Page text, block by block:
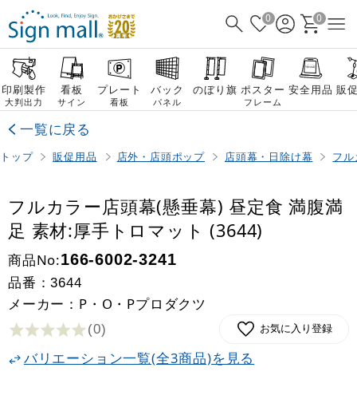
0 0
印刷製作
大判出力
看板
サイン
プレート
看板
バック
パネル
のぼり旗 ポスター
フレーム
安全用品 販
一覧に戻る
トップ 販促用品 店外・店頭ポップ 店頭幕・日除け幕 フ
フルカラー店頭幕(懸垂幕) 昼定食 満腹満
足 素材:厚手トロマット (3644)
商品No:166-6002-3241
品番：3644
メーカー：P・O・Pプロダクツ
(0) お気に入り登録
バリエーション一覧(全3商品)を見る